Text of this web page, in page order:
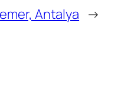
Antalya →